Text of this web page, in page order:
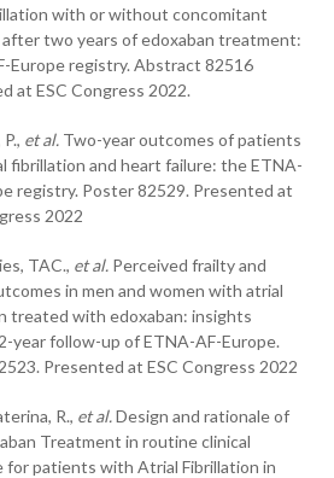
with or without concomitant
two years of edoxaban treatment:
Europe registry. Abstract 82516
at ESC Congress 2022.
et al. Two-year outcomes of patients
fibrillation and heart failure: the ETNA-
registry. Poster 82529. Presented at
2022
TAC., et al. Perceived frailty and
in men and women with atrial
treated with edoxaban: insights
year follow-up of ETNA-AF-Europe.
Presented at ESC Congress 2022
R., et al.Design and rationale of
Treatment in routine clinical
for patients with Atrial Fibrillation in